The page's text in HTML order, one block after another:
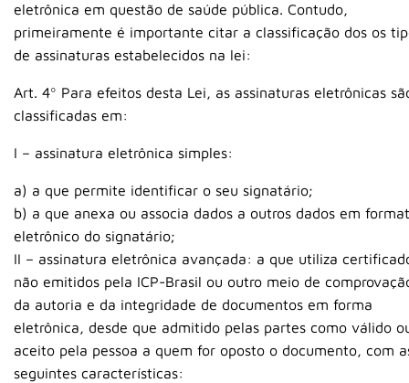
eletrônica em questão de saúde pública. Contudo,
primeiramente é importante citar a classificação dos os
de assinaturas estabelecidos na lei:
Art. 4º Para efeitos desta Lei, as assinaturas eletrônicas
classificadas em:
I – assinatura eletrônica simples:
a) a que permite identificar o seu signatário;
b) a que anexa ou associa dados a outros dados em
eletrônico do signatário;
II – assinatura eletrônica avançada: a que utiliza
não emitidos pela ICP-Brasil ou outro meio de
da autoria e da integridade de documentos em forma
eletrônica, desde que admitido pelas partes como válido
aceito pela pessoa a quem for oposto o documento, com
seguintes características: